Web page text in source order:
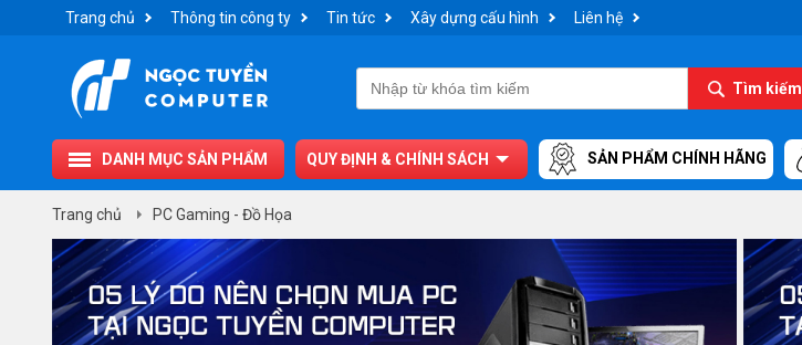
Trang chủ Thông tin công ty Tin tức Xây dựng cấu hình Liên hệ
Tìm kiếm
DANH MỤC SẢN PHẨM QUY ĐỊNH & CHÍNH SÁCH SẢN PHẨM CHÍNH HÃNG
Trang chủ PC Gaming - Đồ Họa